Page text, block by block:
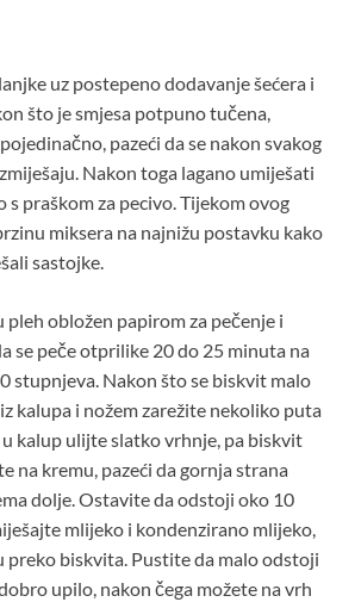
uz postepeno dodavanje šećera i
što je smjesa potpuno tučena,
pazeći da se nakon svakog
Nakon toga lagano umiješati
s praškom za pecivo. Tijekom ovog
miksera na najnižu postavku kako
sastojke.
pleh obložen papirom za pečenje i
se peče otprilike 20 do 25 minuta na
stupnjeva. Nakon što se biskvit malo
kalupa i nožem zarežite nekoliko puta
kalup ulijte slatko vrhnje, pa biskvit
na kremu, pazeći da gornja strana
dolje. Ostavite da odstoji oko 10
mlijeko i kondenzirano mlijeko,
preko biskvita. Pustite da malo odstoji
upilo, nakon čega možete na vrh